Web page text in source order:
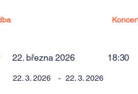
22. března 2026 18:30
22. 3. 2026 - 22. 3. 2026